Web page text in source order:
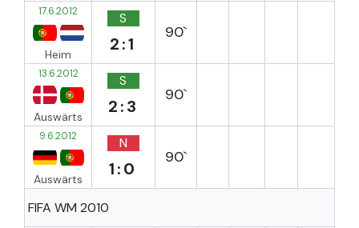
17.6.2012
Heim
S
2:1
90`
13.6.2012
Auswärts
S
2:3
90`
9.6.2012
Auswärts
N
1:0
90`
FIFA WM 2010